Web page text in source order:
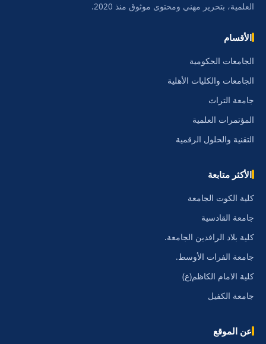
العلمية، بتحرير مهني ومحتوى موثوق منذ 2020.
الأقسام
الجامعات الحكومية
الجامعات والكليات الأهلية
جامعة التراث
المؤتمرات العلمية
التقنية والحلول الرقمية
الأكثر متابعة
كلية الكوت الجامعة
جامعة القادسية
كلية بلاد الرافدين الجامعة.
جامعة الفرات الأوسط.
كلية الامام الكاظم(ع)
جامعة الكفيل
عن الموقع